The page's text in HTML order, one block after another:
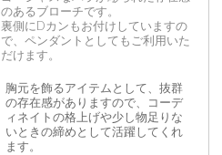
のあるブローチです。
裏側にDカンもお付けしていますの
で、ペンダントとしてもご利用いた
だけます。
胸元を飾るアイテムとして、抜群
の存在感がありますので、コーデ
ィネイトの格上げや少し物足りな
いときの締めとして活躍してくれ
ます。